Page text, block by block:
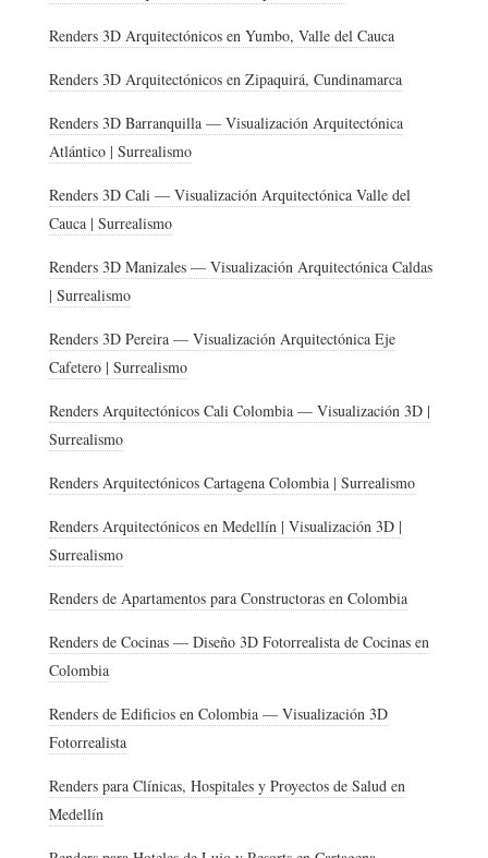
Renders 3D Arquitectónicos en Yumbo, Valle del Cauca
Renders 3D Arquitectónicos en Zipaquirá, Cundinamarca
Renders 3D Barranquilla — Visualización Arquitectónica
Atlántico | Surrealismo
Renders 3D Cali — Visualización Arquitectónica Valle del
Cauca | Surrealismo
Renders 3D Manizales — Visualización Arquitectónica Caldas
| Surrealismo
Renders 3D Pereira — Visualización Arquitectónica Eje
Cafetero | Surrealismo
Renders Arquitectónicos Cali Colombia — Visualización 3D |
Surrealismo
Renders Arquitectónicos Cartagena Colombia | Surrealismo
Renders Arquitectónicos en Medellín | Visualización 3D |
Surrealismo
Renders de Apartamentos para Constructoras en Colombia
Renders de Cocinas — Diseño 3D Fotorrealista de Cocinas en
Colombia
Renders de Edificios en Colombia — Visualización 3D
Fotorrealista
Renders para Clínicas, Hospitales y Proyectos de Salud en
Medellín